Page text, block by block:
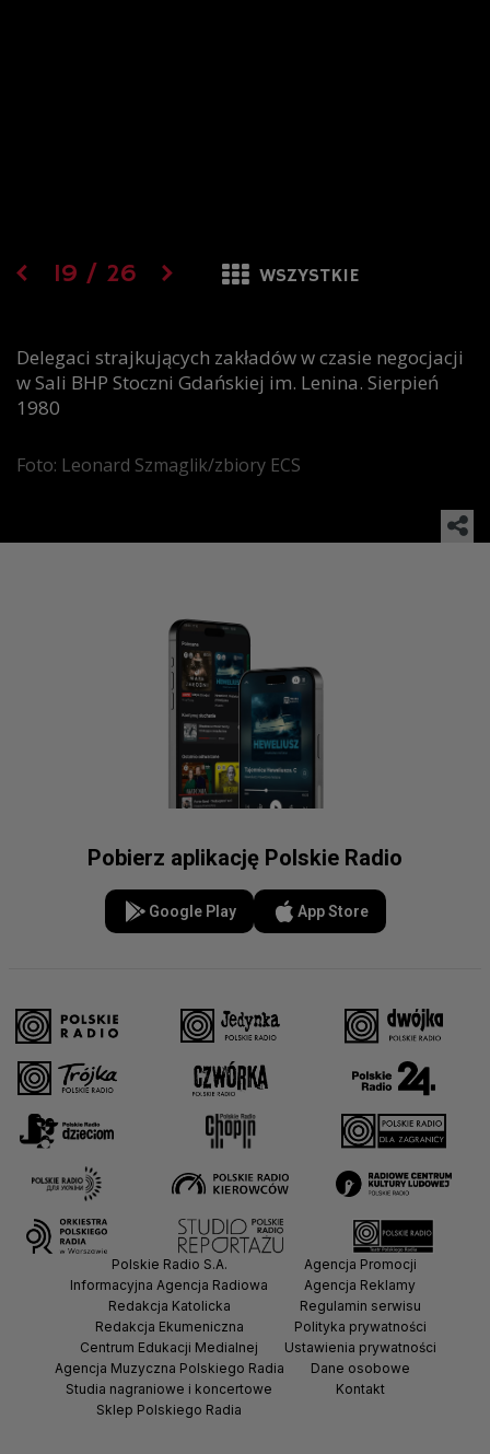
19 / 26 WSZYSTKIE
Delegaci strajkujących zakładów w czasie negocjacji
w Sali BHP Stoczni Gdańskiej im. Lenina. Sierpień
1980
Foto: Leonard Szmaglik/zbiory ECS
Pobierz aplikację Polskie Radio
Google Play App Store
Polskie Radio S.A.
Informacyjna Agencja Radiowa
Redakcja Katolicka
Redakcja Ekumeniczna
Centrum Edukacji Medialnej
Agencja Muzyczna Polskiego Radia
Studia nagraniowe i koncertowe
Sklep Polskiego Radia
Agencja Promocji
Agencja Reklamy
Regulamin serwisu
Polityka prywatności
Ustawienia prywatności
Dane osobowe
Kontakt